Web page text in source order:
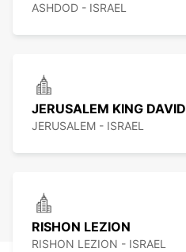
ASHDOD - ISRAEL
JERUSALEM KING DAVID
JERUSALEM - ISRAEL
RISHON LEZION
RISHON LEZION - ISRAEL